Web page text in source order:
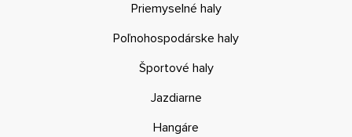
Priemyselné haly
Poľnohospodárske haly
Športové haly
Jazdiarne
Hangáre